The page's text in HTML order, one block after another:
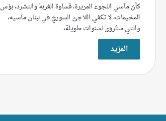
كأنّ مآسي اللجوء المريرة، قساوة الغربة والتشرد، بؤس
المخيمات، لا تكفي اللاجئ السوريّ في لبنان مآسيه،
والتي ستُروَى لسنوات طويلة،…
المزيد